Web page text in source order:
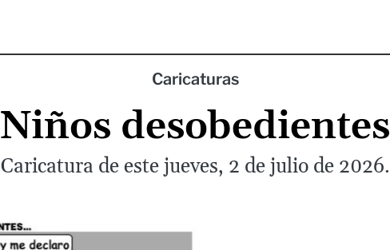
Caricaturas
Niños desobedientes
Caricatura de este jueves, 2 de julio de 2026.